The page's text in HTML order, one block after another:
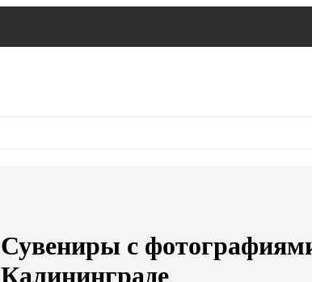
Сувениры с
Калининграде